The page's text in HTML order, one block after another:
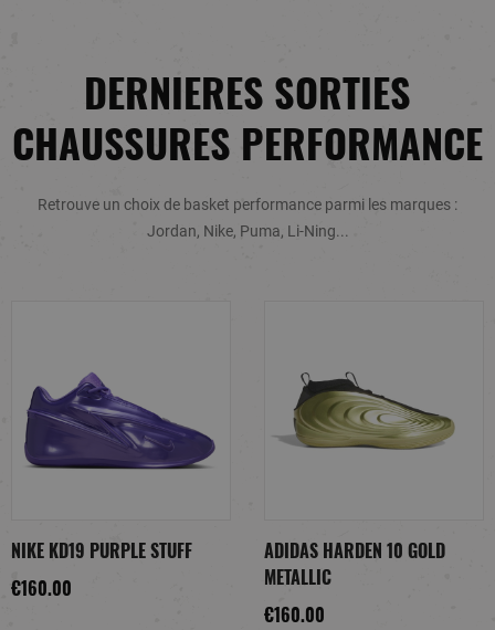
DERNIERES SORTIES
CHAUSSURES PERFORMANCE
Retrouve un choix de basket performance parmi les marques :
Jordan, Nike, Puma, Li-Ning...
NIKE KD19 PURPLE STUFF
€160.00
ADIDAS HARDEN 10 GOLD
METALLIC
€160.00